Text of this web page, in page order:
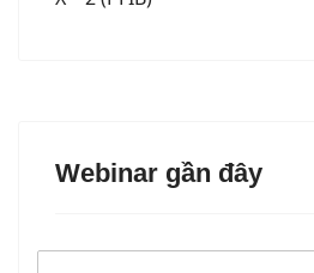
Webinar gần đây